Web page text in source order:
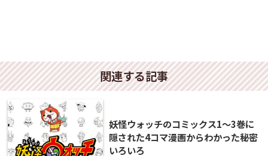
関連する記事
妖怪ウォッチのコミックス1〜3巻に
隠された4コマ漫画からわかった秘密
いろいろ